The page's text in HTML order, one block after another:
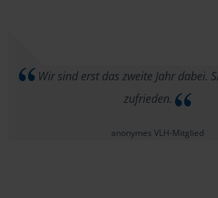
Wir sind erst das zweite Jahr dabei.
zufrieden.
anonymes VLH-Mitglied